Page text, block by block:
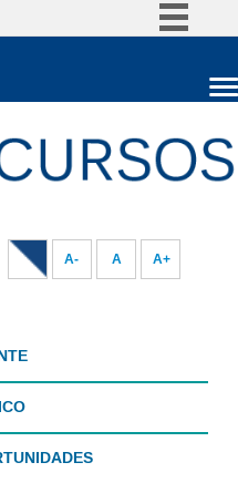
Acesso à informação
Unidades acadêmicas
Estude na UnB
Graduação
Servidor
A- A A+